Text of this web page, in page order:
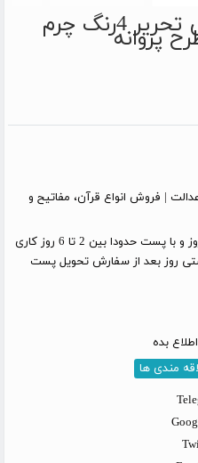
دیوان حافظ نیم جیبی تحریر 4رنگ چرمپروانه
| فروش انواع قرآن، مفاتیح و
با پیک در تهران 1 روز و با پست حدودا بین 2 تا 6 روز کاری
روز بعد از سفارش تحویل پست
بده
مندی ها